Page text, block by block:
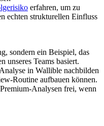
erfahren, um zu
echten strukturellen Einfluss
sondern ein Beispiel, das
unseres Teams basiert.
in Wallible nachbilden
Routine aufbauen können.
Analysen frei, wenn